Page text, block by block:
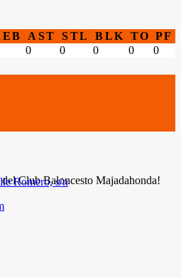
AST STL BLK TO PF
0 0 0 0 0
Club Baloncesto Majadahonda!
Romero, s/n